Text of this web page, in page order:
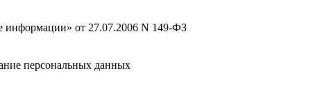
информации» от 27.07.2006 N 149-ФЗ
персональных данных